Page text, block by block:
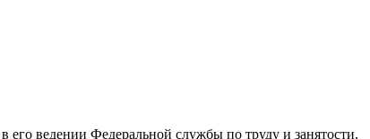
его ведении Федеральной службы по труду и занятости,